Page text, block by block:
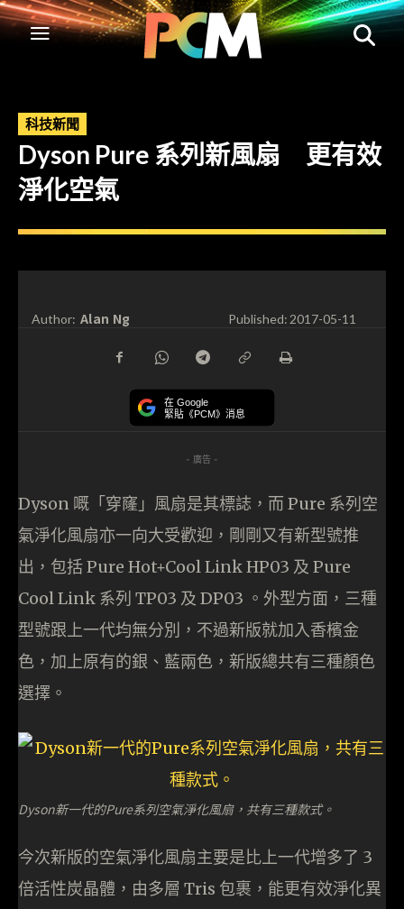
科技新聞
Dyson Pure 系列新風扇 更有效
淨化空氣
Author: Alan Ng Published:2017-05-11
在 Google
緊貼《PCM》消息
- 廣告 -
Dyson 嘅「穿窿」風扇是其標誌，而 Pure 系列空
氣淨化風扇亦一向大受歡迎，剛剛又有新型號推
出，包括 Pure Hot+Cool Link HP03 及 Pure
Cool Link 系列 TP03 及 DP03 。外型方面，三種
型號跟上一代均無分別，不過新版就加入香檳金
色，加上原有的銀、藍兩色，新版總共有三種顏色
選擇。
Dyson新一代的Pure系列空氣淨化風扇，共有三種款式。
今次新版的空氣淨化風扇主要是比上一代增多了 3
倍活性炭晶體，由多層 Tris 包裹，能更有效淨化異